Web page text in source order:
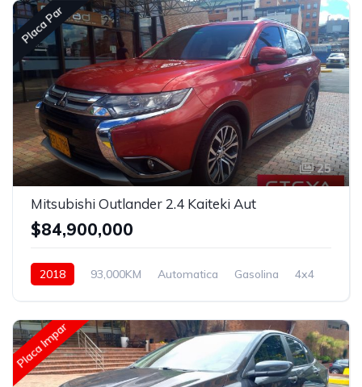
Placa Par
25
Mitsubishi Outlander 2.4 Kaiteki Aut
$84,900,000
2018 93,000KM Automatica Gasolina 4x4
Placa Impar